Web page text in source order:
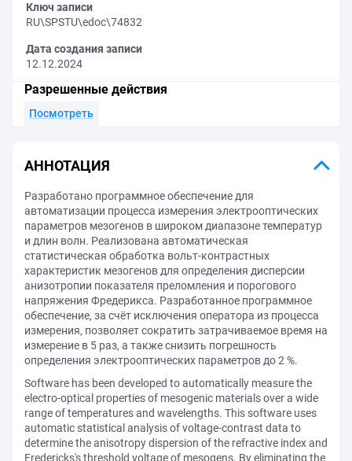
Ключ записи
RU\SPSTU\edoc\74832
Дата создания записи
12.12.2024
Разрешенные действия
Посмотреть
АННОТАЦИЯ
Разработано программное обеспечение для
автоматизации процесса измерения электрооптических
параметров мезогенов в широком диапазоне температур
и длин волн. Реализована автоматическая
статистическая обработка вольт-контрастных
характеристик мезогенов для определения дисперсии
анизотропии показателя преломления и порогового
напряжения Фредерикса. Разработанное программное
обеспечение, за счёт исключения оператора из процесса
измерения, позволяет сократить затрачиваемое время на
измерение в 5 раз, а также снизить погрешность
определения электрооптических параметров до 2 %.
Software has been developed to automatically measure the
electro-optical properties of mesogenic materials over a wide
range of temperatures and wavelengths. This software uses
automatic statistical analysis of voltage-contrast data to
determine the anisotropy dispersion of the refractive index and
Fredericks's threshold voltage of mesogens. By eliminating the